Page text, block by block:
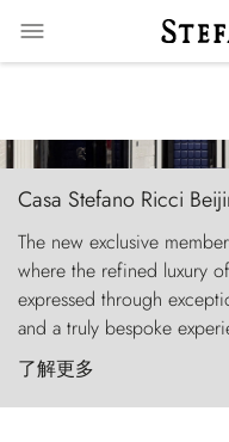
Casa Stefano Ricci
The new exclusive
where the refined luxury
expressed through
and a truly bespoke
了解更多